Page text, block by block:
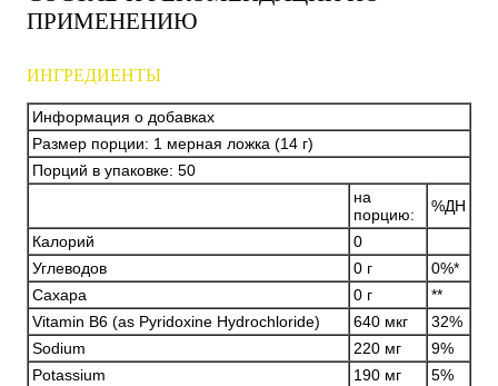
ПРИМЕНЕНИЮ
ИНГРЕДИЕНТЫ
Информация о добавках
Размер порции: 1 мерная ложка (14 г)
Порций в упаковке: 50
на
порцию:
%ДН
Калорий
0
Углеводов
0 г
0%*
Сахара
0 г
**
Vitamin B6 (as Pyridoxine Hydrochloride)
640 мкг
32%
Sodium
220 мг
9%
Potassium
190 мг
5%